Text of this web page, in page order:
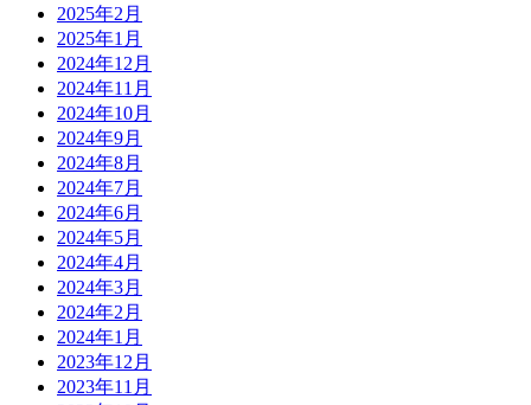
2025年2月
2025年1月
2024年12月
2024年11月
2024年10月
2024年9月
2024年8月
2024年7月
2024年6月
2024年5月
2024年4月
2024年3月
2024年2月
2024年1月
2023年12月
2023年11月